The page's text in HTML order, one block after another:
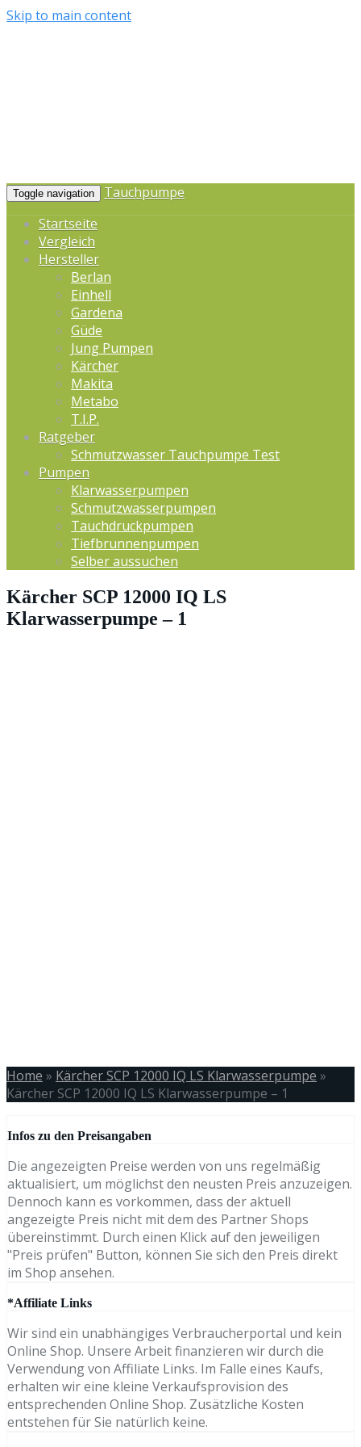
Skip to main content
Toggle navigation
Tauchpumpe
Startseite
Vergleich
Hersteller
Berlan
Einhell
Gardena
Güde
Jung Pumpen
Kärcher
Makita
Metabo
T.I.P.
Ratgeber
Schmutzwasser Tauchpumpe Test
Pumpen
Klarwasserpumpen
Schmutzwasserpumpen
Tauchdruckpumpen
Tiefbrunnenpumpen
Selber aussuchen
Kärcher SCP 12000 IQ LS
Klarwasserpumpe – 1
Home » Kärcher SCP 12000 IQ LS Klarwasserpumpe »
Kärcher SCP 12000 IQ LS Klarwasserpumpe – 1
Infos zu den Preisangaben
Die angezeigten Preise werden von uns regelmäßig
aktualisiert, um möglichst den neusten Preis anzuzeigen.
Dennoch kann es vorkommen, dass der aktuell
angezeigte Preis nicht mit dem des Partner Shops
übereinstimmt. Durch einen Klick auf den jeweiligen
"Preis prüfen" Button, können Sie sich den Preis direkt
im Shop ansehen.
*Affiliate Links
Wir sind ein unabhängiges Verbraucherportal und kein
Online Shop. Unsere Arbeit finanzieren wir durch die
Verwendung von Affiliate Links. Im Falle eines Kaufs,
erhalten wir eine kleine Verkaufsprovision des
entsprechenden Online Shop. Zusätzliche Kosten
entstehen für Sie natürlich keine.